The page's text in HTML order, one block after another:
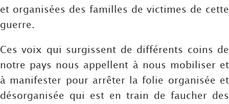
et organisées des familles de victimes de cette
guerre.
Ces voix qui surgissent de différents coins de
notre pays nous appellent à nous mobiliser et
à manifester pour arrêter la folie organisée et
désorganisée qui est en train de faucher des